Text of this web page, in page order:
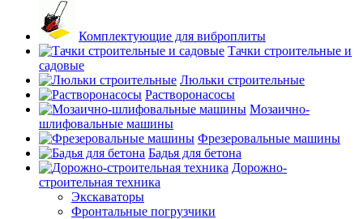
Комплектующие для виброплиты
Тачки строительные и
садовые
Люльки строительные
Растворонасосы
Мозаично-
шлифовальные машины
Фрезеровальные машины
Бадья для бетона
Дорожно-
строительная техника
Экскаваторы
Фронтальные погрузчики